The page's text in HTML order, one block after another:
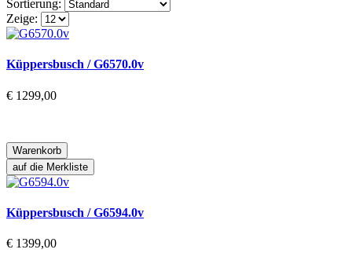
Sortierung:
Zeige:
Küppersbusch / G6570.0v
€ 1299,00
Warenkorb
auf die Merkliste
Küppersbusch / G6594.0v
€ 1399,00